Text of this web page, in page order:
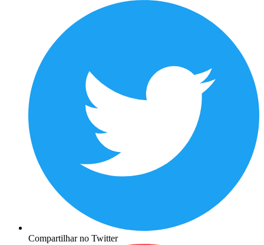
Compartilhar no Twitter